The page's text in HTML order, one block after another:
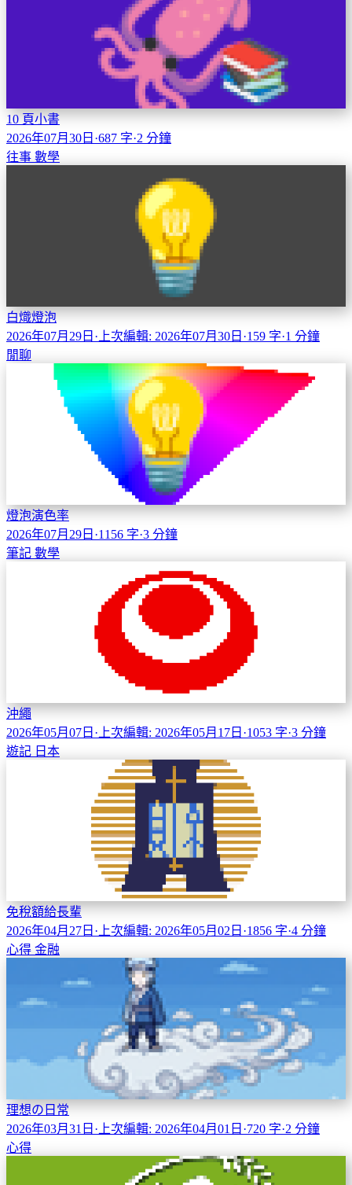
10 頁小書
2026年07月30日 ·687 字·2 分鐘
往事 數學
白熾燈泡
2026年07月29日 ·上次編輯: 2026年07月30日 ·159 字·1 分鐘
閒聊
燈泡演色率
2026年07月29日 ·1156 字·3 分鐘
筆記 數學
沖繩
2026年05月07日 ·上次編輯: 2026年05月17日 ·1053 字·3 分鐘
遊記 日本
免稅額給長輩
2026年04月27日 ·上次編輯: 2026年05月02日 ·1856 字·4 分鐘
心得 金融
理想の日常
2026年03月31日 ·上次編輯: 2026年04月01日 ·720 字·2 分鐘
心得